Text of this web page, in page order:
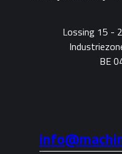
Lossing 15 -
BE